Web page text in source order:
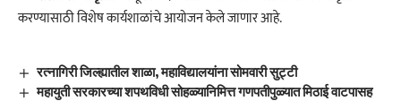
करण्यासाठी विशेष कार्यशाळांचे आयोजन केले जाणार आहे.
रत्नागिरी जिल्ह्यातील शाळा, महाविद्यालयांना सोमवारी सुट्टी
महायुती सरकारच्या शपथविधी सोहळ्यानिमित्त गणपतीपुळ्यात मिठाई वाटपासह